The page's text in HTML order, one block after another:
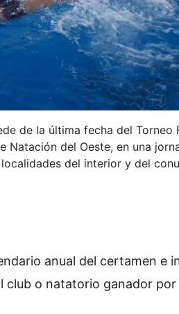
de la última fecha del Torneo
Natación del Oeste, en una
del interior y del
anual del certamen e
club o natatorio ganador por